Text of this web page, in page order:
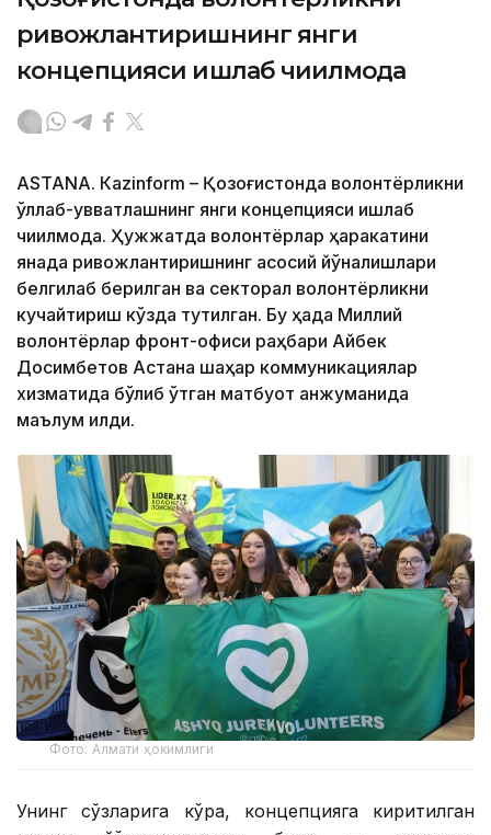
ривожлантиришнинг янги
концепцияси ишлаб чиқилмоқда
ASTANА. Кazinform – Қозоғистонда волонтёрликни
қўллаб-қувватлашнинг янги концепцияси ишлаб
чиқилмоқда. Ҳужжатда волонтёрлар ҳаракатини
янада ривожлантиришнинг асосий йўналишлари
белгилаб берилган ва секторал волонтёрликни
кучайтириш кўзда тутилган. Бу ҳақда Миллий
волонтёрлар фронт-офиси раҳбари Айбек
Досимбетов Астана шаҳар коммуникациялар
хизматида бўлиб ўтган матбуот анжуманида
маълум қилди.
Фото: Алмати ҳокимлиги
Унинг сўзларига кўра, концепцияга киритилган